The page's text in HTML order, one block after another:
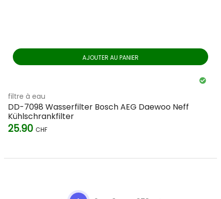
AJOUTER AU PANIER
filtre à eau
DD-7098 Wasserfilter Bosch AEG Daewoo Neff
Kühlschrankfilter
25.90 CHF